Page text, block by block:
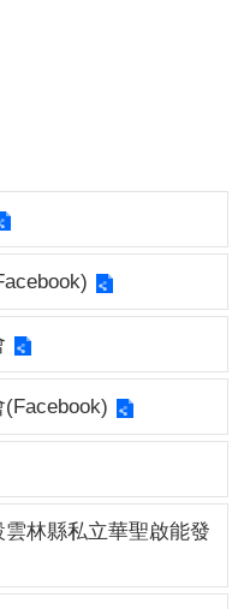
林縣私立華聖啟能發